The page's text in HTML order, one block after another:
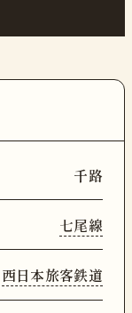
千路
七尾線
西日本旅客鉄道